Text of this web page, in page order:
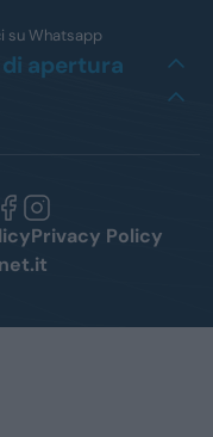
su Whatsapp
apertura
Privacy Policy